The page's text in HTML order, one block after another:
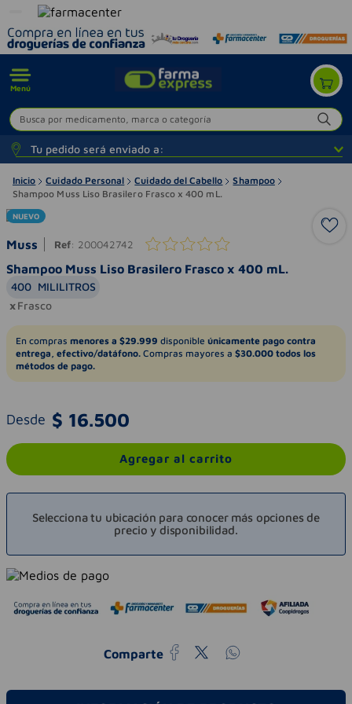
Menú
Busca por medicamento, marca o categoría
Tu pedido será enviado a:
Inicio Cuidado Personal Cuidado del Cabello
Shampoo
Shampoo Muss Liso Brasilero Frasco x 400 mL.
NUEVO
Muss Ref: 200042742
Shampoo Muss Liso Brasilero Frasco x 400 mL.
400 MILILITROS
Frasco
En compras menores a $29.999 disponible únicamente pago contra
entrega, efectivo/datáfono. Compras mayores a $30.000 todos los
métodos de pago.
Desde $ 16.500
Agregar al carrito
Selecciona tu ubicación para conocer más opciones de
precio y disponibilidad.
Comparte